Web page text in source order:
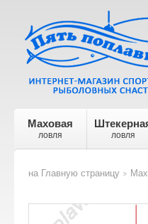
Маховая
ловля ловля
на Главную страницу